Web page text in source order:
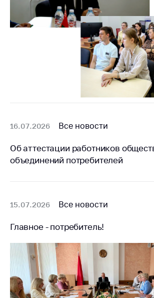
Идеологическая
работа
Официальные
геральдические
Деятельность
Антимонопольное
конкуренция
Торговля и услуги
потребителей
Регулирование
рекламной
деятельности
Международное
сотрудничество
16.07.2026 Все новости
Об аттестации работников
объединений потребителей
15.07.2026 Все новости
Главное - потребитель!